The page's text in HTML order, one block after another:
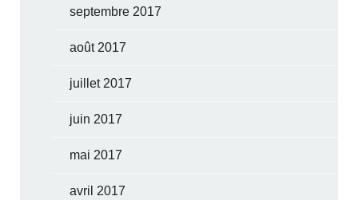
septembre 2017
août 2017
juillet 2017
juin 2017
mai 2017
avril 2017